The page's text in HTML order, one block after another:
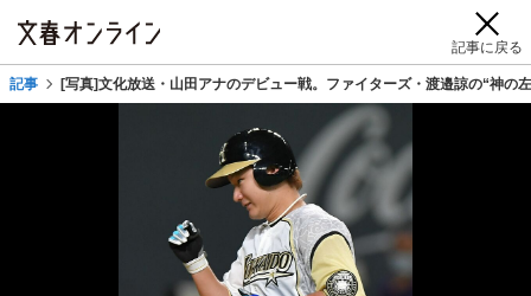
記事に戻る
記事 [写真]文化放送・山田アナのデビュー戦。ファイターズ・渡邉諒の“神の